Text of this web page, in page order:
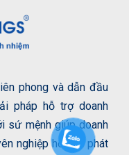
phong và dẫn đầu
pháp hỗ trợ doanh
sứ mệnh giúp doanh
nghiệp hơn và phát